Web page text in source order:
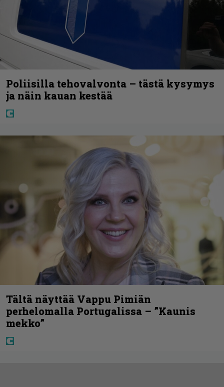
Poliisilla tehovalvonta – tästä kysymys
ja näin kauan kestää
Tältä näyttää Vappu Pimiän
perhelomalla Portugalissa – ”Kaunis
mekko”